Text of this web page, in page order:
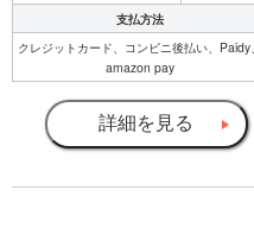
支払方法
クレジットカード、コンビニ後払い、Paidy、
amazon pay
詳細を見る